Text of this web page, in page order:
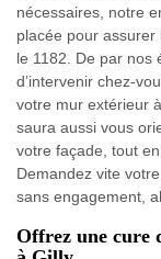
nécessaires, notre
placée pour
le 1182. De par nos
d’intervenir chez-
votre mur extérieur
saura aussi vous
votre façade, tout
Demandez vite
sans engagement,
Offrez une cure